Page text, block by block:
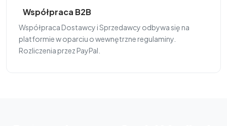
Współpraca B2B
Współpraca Dostawcy i Sprzedawcy odbywa się na
platformie w oparciu o wewnętrzne regulaminy.
Rozliczenia przez PayPal.